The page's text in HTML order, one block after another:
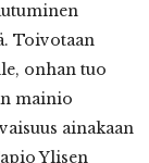
Toivotaan
onhan tuo
mainio
ainakaan
Ylisen